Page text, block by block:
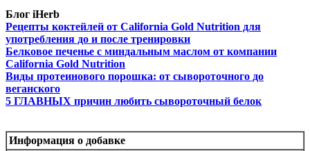
Блог iHerb
Рецепты коктейлей от California Gold Nutrition для
употребления до и после тренировки
Белковое печенье с миндальным маслом от компании
California Gold Nutrition
Виды протеинового порошка: от сывороточного до
веганского
5 ГЛАВНЫХ причин любить сывороточный белок
Информация о добавке